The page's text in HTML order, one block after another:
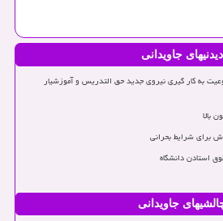
دیدنیهای جاویدانی
به کار گیری نیروی جدید حق التدریس و آموزشیار
بالا
برای شرایط بحرانی
استادن دانشگاه
جاویدانی